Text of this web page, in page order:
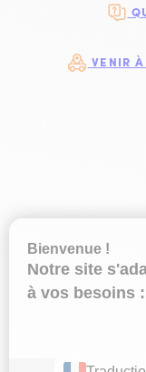
VENIR
Plan du site -
Ce site est